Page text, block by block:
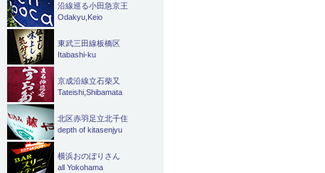
沿線巡る小田急京王
Odakyu,Keio
東武三田線板橋区
Itabashi-ku
京成沿線立石柴又
Tateishi,Shibamata
北区赤羽足立北千住
depth of kitasenjyu
横浜おのぼりさん
all Yokohama